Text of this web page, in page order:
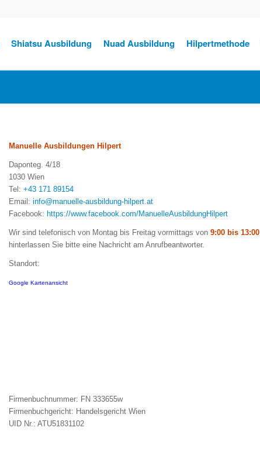
Shiatsu Ausbildung Nuad Ausbildung Hilpertmethode
Manuelle Ausbildungen Hilpert
Daponteg. 4/18
1030 Wien
Tel: +43 171 89154
Email: info@manuelle-ausbildung-hilpert.at
Facebook: https://www.facebook.com/ManuelleAusbildungHilpert
Wir sind telefonisch von Montag bis Freitag vormittags von9:00 bis 13:00
hinterlassen Sie bitte eine Nachricht am Anrufbeantworter.
Standort:
Google Kartenansicht
Firmenbuchnummer: FN 333655w
Firmenbuchgericht: Handelsgericht Wien
UID Nr.: ATU51831102